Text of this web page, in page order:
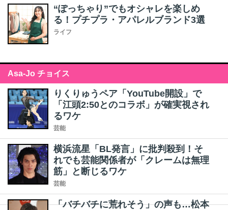
“ぽっちゃり”でもオシャレを楽しめ
る！プチプラ・アパレルブランド3選
ライフ
Asa-Jo チョイス
りくりゅうペア「YouTube開設」で
「江頭2:50とのコラボ」が確実視され
るワケ
芸能
横浜流星「BL発言」に批判殺到！そ
れでも芸能関係者が「クレームは無理
筋」と断じるワケ
芸能
「バチバチに荒れそう」の声も…松本